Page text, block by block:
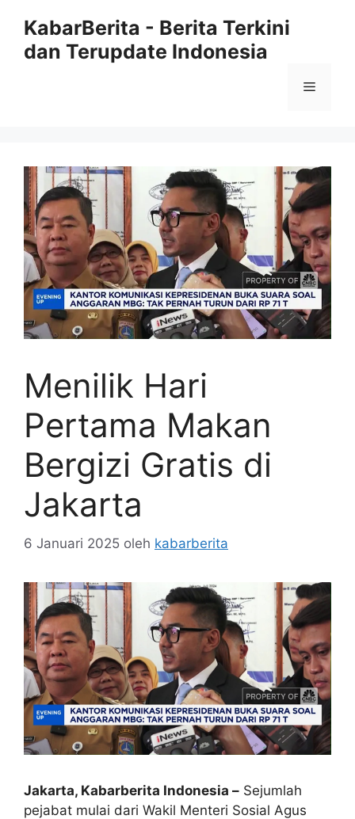
KabarBerita - Berita Terkini
dan Terupdate Indonesia
Menu
Menilik Hari
Pertama Makan
Bergizi Gratis di
Jakarta
6 Januari 2025 oleh kabarberita
Jakarta, Kabarberita Indonesia – Sejumlah
pejabat mulai dari Wakil Menteri Sosial Agus